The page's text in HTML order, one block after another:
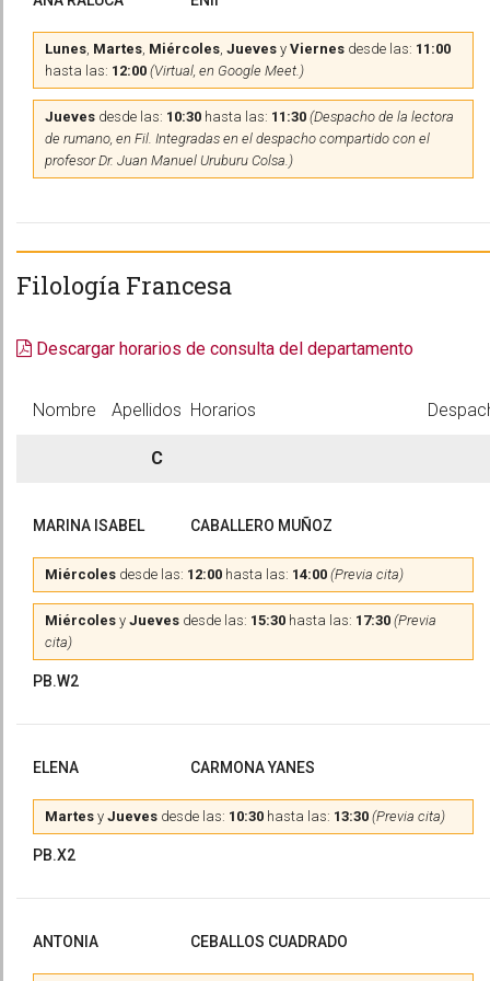
Lunes, Martes, Miércoles, Jueves y Viernes desde las: 11:00
hasta las: 12:00 (Virtual, en Google Meet.)
Jueves desde las: 10:30 hasta las: 11:30 (Despacho de la lectora
de rumano, en Fil. Integradas en el despacho compartido con el
profesor Dr. Juan Manuel Uruburu Colsa.)
Filología Francesa
Descargar horarios de consulta del departamento
Nombre Apellidos Horarios
C
MARINA ISABEL CABALLERO MUÑOZ
Miércoles desde las: 12:00 hasta las: 14:00 (Previa cita)
Miércoles y Jueves desde las: 15:30 hasta las: 17:30 (Previa
cita)
PB.W2
ELENA CARMONA YANES
Martes y Jueves desde las: 10:30 hasta las: 13:30 (Previa cita)
PB.X2
ANTONIA CEBALLOS CUADRADO